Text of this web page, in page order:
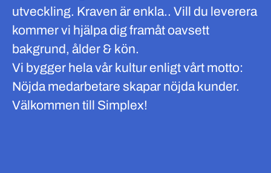
utveckling. Kraven är enkla.. Vill du leverera
kommer vi hjälpa dig framåt oavsett
bakgrund, ålder & kön.
Vi bygger hela vår kultur enligt vårt motto:
Nöjda medarbetare skapar nöjda kunder.
Välkommen till Simplex!